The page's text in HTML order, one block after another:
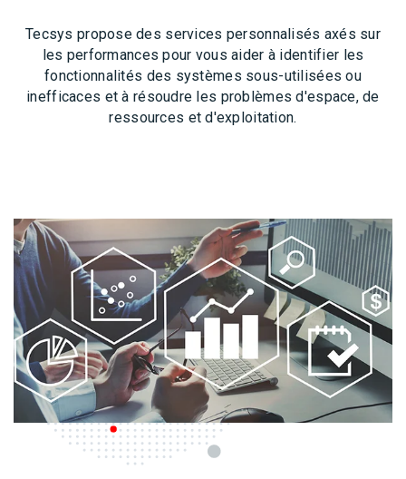
Tecsys propose des services personnalisés axés sur
les performances pour vous aider à identifier les
fonctionnalités des systèmes sous-utilisées ou
inefficaces et à résoudre les problèmes d'espace, de
ressources et d'exploitation.